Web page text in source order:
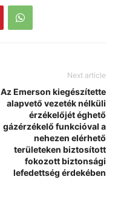
Next article
Az Emerson kiegészítette
alapvető vezeték nélküli
érzékelőjét éghető
gázérzékelő funkcióval a
nehezen elérhető
területeken biztosított
fokozott biztonsági
lefedettség érdekében